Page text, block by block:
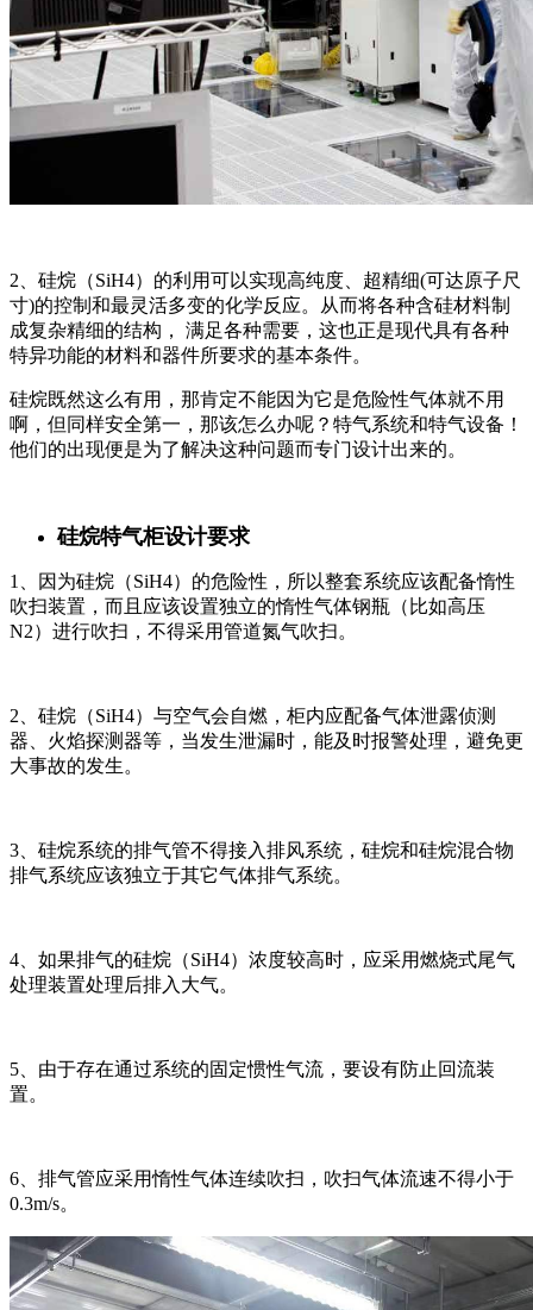
2、硅烷（SiH4）的利用可以实现高纯度、超精细(可达原子尺
寸)的控制和最灵活多变的化学反应。从而将各种含硅材料制
成复杂精细的结构， 满足各种需要，这也正是现代具有各种
特异功能的材料和器件所要求的基本条件。
硅烷既然这么有用，那肯定不能因为它是危险性气体就不用
啊，但同样安全第一，那该怎么办呢？特气系统和特气设备！
他们的出现便是为了解决这种问题而专门设计出来的。
硅烷特气柜设计要求
1、因为硅烷（SiH4）的危险性，所以整套系统应该配备惰性
吹扫装置，而且应该设置独立的惰性气体钢瓶（比如高压
N2）进行吹扫，不得采用管道氮气吹扫。
2、硅烷（SiH4）与空气会自燃，柜内应配备气体泄露侦测
器、火焰探测器等，当发生泄漏时，能及时报警处理，避免更
大事故的发生。
3、硅烷系统的排气管不得接入排风系统，硅烷和硅烷混合物
排气系统应该独立于其它气体排气系统。
4、如果排气的硅烷（SiH4）浓度较高时，应采用燃烧式尾气
处理装置处理后排入大气。
5、由于存在通过系统的固定惯性气流，要设有防止回流装
置。
6、排气管应采用惰性气体连续吹扫，吹扫气体流速不得小于
0.3m/s。